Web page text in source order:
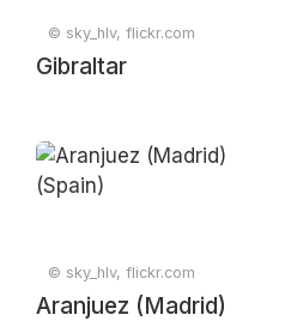
© sky_hlv, flickr.com
Gibraltar
© sky_hlv, flickr.com
Aranjuez (Madrid)